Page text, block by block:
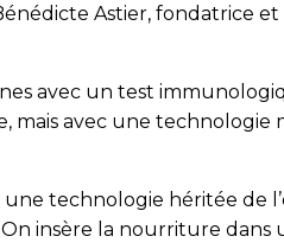
Astier, fondatrice
avec un test
mais avec une technologie
une technologie héritée de
insère la nourriture dans